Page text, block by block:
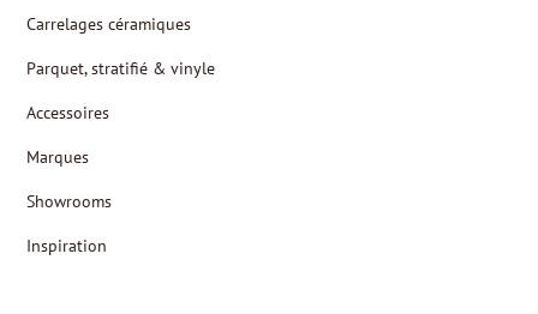
Carrelages céramiques
Parquet, stratifié & vinyle
Accessoires
Marques
Showrooms
Inspiration